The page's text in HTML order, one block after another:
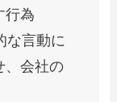
行為
言動に
、会社の